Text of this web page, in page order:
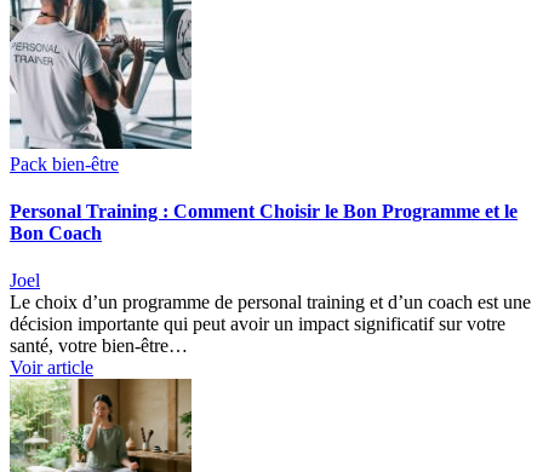
Pack bien-être
Personal Training : Comment Choisir le Bon Programme et le
Bon Coach
Joel
Le choix d’un programme de personal training et d’un coach est une
décision importante qui peut avoir un impact significatif sur votre
santé, votre bien-être…
Voir article